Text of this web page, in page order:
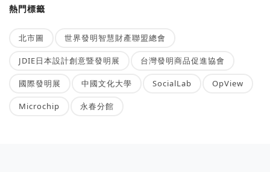
熱門標籤
北市圖 世界發明智慧財產聯盟總會
JDIE日本設計創意暨發明展 台灣發明商品促進協會
國際發明展 中國文化大學 SocialLab OpView
Microchip 永春分館